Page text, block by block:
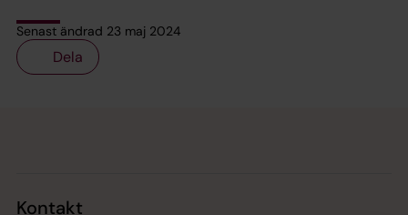
Senast ändrad 23 maj 2024
Dela
Kontakt